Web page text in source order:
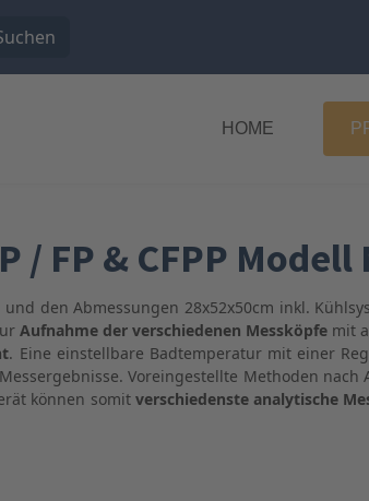
HOME
/ FP & CFPP Modell
den Abmessungen 28x52x50cm inkl.
Aufnahme der verschiedenen Messköpfe mit
. Eine einstellbare Badtemperatur mit einer
Voreingestellte Methoden nach
können somit verschiedenste analytische